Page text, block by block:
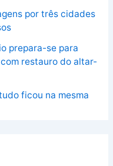
por três cidades
prepara-se para
restauro do altar-
ficou na mesma